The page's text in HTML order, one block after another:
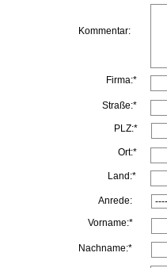
Kommentar:
Firma:*
Straße:*
PLZ:*
Ort:*
Land:*
Vorname:*
Anrede:
Nachname:*